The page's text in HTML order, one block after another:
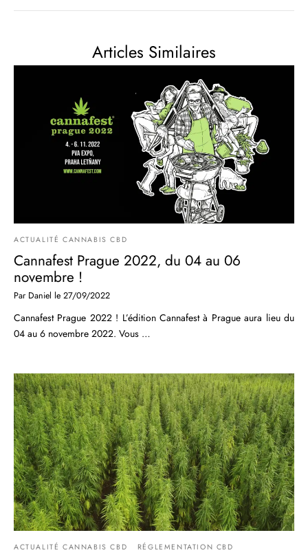
Articles Similaires
ACTUALITÉ CANNABIS CBD
Cannafest Prague 2022, du 04 au 06
novembre !
Par Daniel le 27/09/2022
Cannafest Prague 2022 ! L’édition Cannafest à Prague aura lieu du
04 au 6 novembre 2022. Vous …
ACTUALITÉ CANNABIS CBD RÉGLEMENTATION CBD